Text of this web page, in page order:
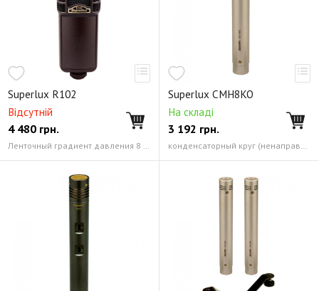
Superlux R102
Відсутній
4 480 грн.
Ленточный градиент давления 8 (восьмерка)
Superlux CMH8KO
На складі
3 192 грн.
конденсаторный круг (ненаправленный)